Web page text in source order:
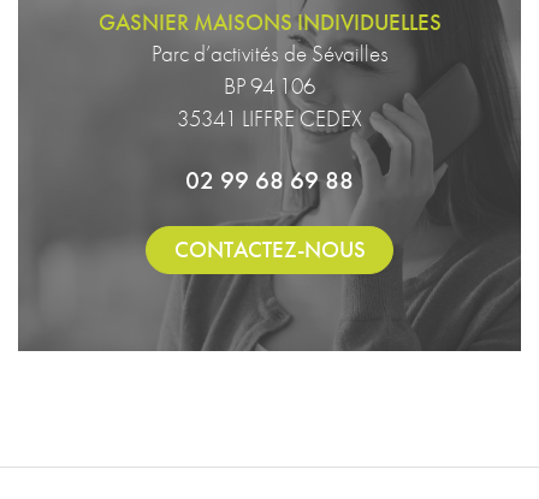
GASNIER MAISONS INDIVIDUELLES
Parc d’activités de Sévailles
BP 94 106
35341 LIFFRE CEDEX
02 99 68 69 88
CONTACTEZ-NOUS